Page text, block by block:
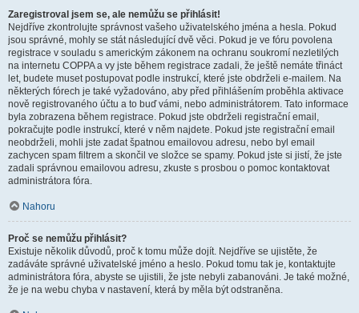
Zaregistroval jsem se, ale nemůžu se přihlásit!
Nejdříve zkontrolujte správnost vašeho uživatelského jména a hesla. Pokud
jsou správné, mohly se stát následující dvě věci. Pokud je ve fóru povolena
registrace v souladu s americkým zákonem na ochranu soukromí nezletilých
na internetu COPPA a vy jste během registrace zadali, že ještě nemáte třináct
let, budete muset postupovat podle instrukcí, které jste obdrželi e-mailem. Na
některých fórech je také vyžadováno, aby před přihlášením proběhla aktivace
nově registrovaného účtu a to buď vámi, nebo administrátorem. Tato informace
byla zobrazena během registrace. Pokud jste obdrželi registrační email,
pokračujte podle instrukcí, které v něm najdete. Pokud jste registrační email
neobdrželi, mohli jste zadat špatnou emailovou adresu, nebo byl email
zachycen spam filtrem a skončil ve složce se spamy. Pokud jste si jistí, že jste
zadali správnou emailovou adresu, zkuste s prosbou o pomoc kontaktovat
administrátora fóra.
Nahoru
Proč se nemůžu přihlásit?
Existuje několik důvodů, proč k tomu může dojít. Nejdříve se ujistěte, že
zadáváte správné uživatelské jméno a heslo. Pokud tomu tak je, kontaktujte
administrátora fóra, abyste se ujistili, že jste nebyli zabanováni. Je také možné,
že je na webu chyba v nastavení, která by měla být odstraněna.